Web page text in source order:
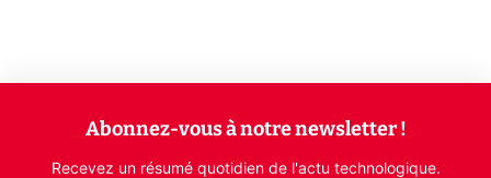
Abonnez-vous à notre newsletter !
Recevez un résumé quotidien de l'actu technologique.